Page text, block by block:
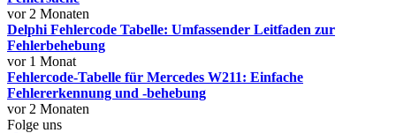
vor 2 Monaten
Delphi Fehlercode Tabelle: Umfassender Leitfaden zur
Fehlerbehebung
vor 1 Monat
Fehlercode-Tabelle für Mercedes W211: Einfache
Fehlererkennung und -behebung
vor 2 Monaten
Folge uns